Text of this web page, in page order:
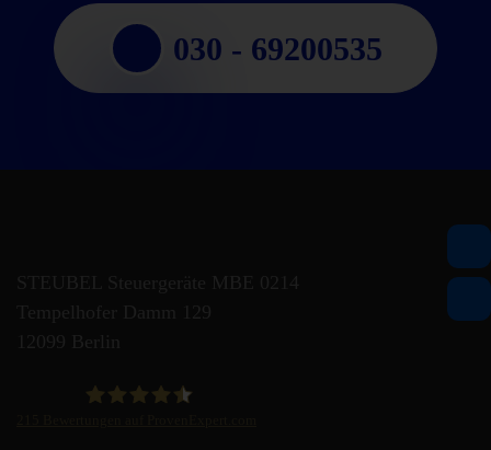
030 - 69200535